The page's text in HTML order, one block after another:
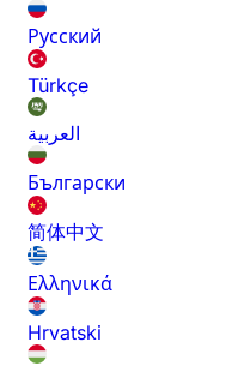
Русский
Türkçe
العربية
Български
简体中文
Ελληνικά
Hrvatski